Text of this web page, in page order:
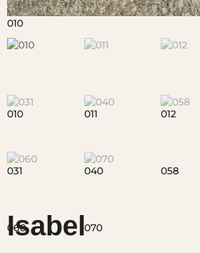
Isabel